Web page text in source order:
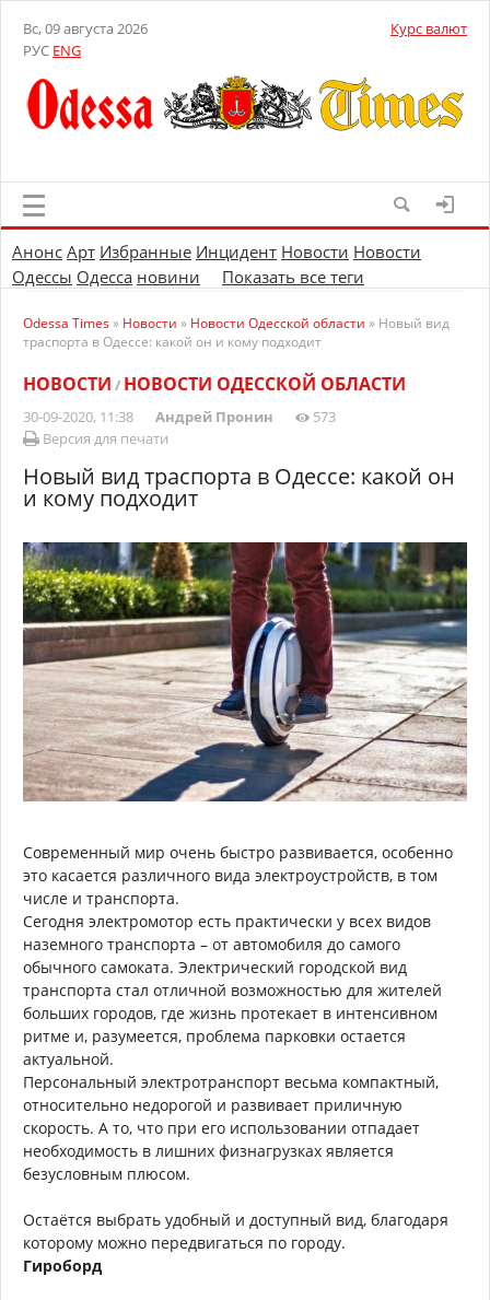
Вс, 09 августа 2026
РУС ENG
Курс валют
Анонс Арт Избранные Инцидент Новости Новости
Одессы Одесса новини Показать все теги
Odessa Times» Новости » Новости Одесской области » Новый вид
траспорта в Одессе: какой он и кому подходит
НОВОСТИ / НОВОСТИ ОДЕССКОЙ ОБЛАСТИ
30-09-2020, 11:38 Андрей Пронин
573
Версия для печати
Новый вид траспорта в Одессе: какой он
и кому подходит
Современный мир очень быстро развивается, особенно
это касается различного вида электроустройств, в том
числе и транспорта.
Сегодня электромотор есть практически у всех видов
наземного транспорта – от автомобиля до самого
обычного самоката. Электрический городской вид
транспорта стал отличной возможностью для жителей
больших городов, где жизнь протекает в интенсивном
ритме и, разумеется, проблема парковки остается
актуальной.
Персональный электротранспорт весьма компактный,
относительно недорогой и развивает приличную
скорость. А то, что при его использовании отпадает
необходимость в лишних физнагрузках является
безусловным плюсом.
Остаётся выбрать удобный и доступный вид, благодаря
которому можно передвигаться по городу.
Гироборд